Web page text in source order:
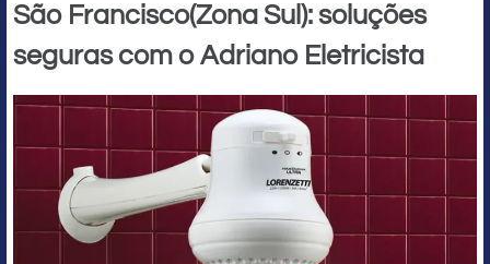
São Francisco(Zona Sul): soluções
seguras com o Adriano Eletricista